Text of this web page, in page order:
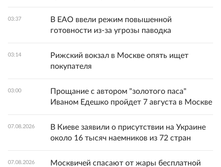
03:37
В ЕАО ввели режим повышенной
готовности из-за угрозы паводка
03:14
Рижский вокзал в Москве опять ищет
покупателя
03:00
Прощание с автором "золотого паса"
Иваном Едешко пройдет 7 августа в Москве
07.08.2026
В Киеве заявили о присутствии на Украине
около 16 тысяч наемников из 72 стран
07.08.2026
Москвичей спасают от жары бесплатной